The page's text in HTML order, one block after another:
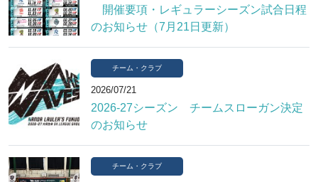
開催要項・レギュラーシーズン試合日程
のお知らせ（7月21日更新）
チーム・クラブ
2026/07/21
2026-27シーズン チームスローガン決定
のお知らせ
チーム・クラブ